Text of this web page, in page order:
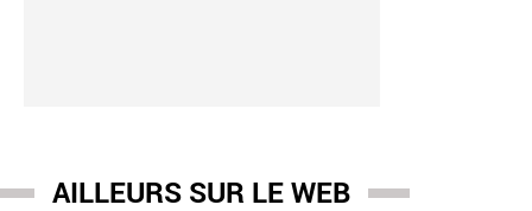
AILLEURS SUR LE WEB